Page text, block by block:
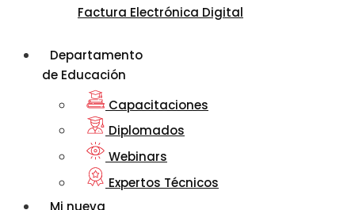
Factura Electrónica Digital
Departamento
de Educación
Capacitaciones
Diplomados
Webinars
Expertos Técnicos
Mi nueva